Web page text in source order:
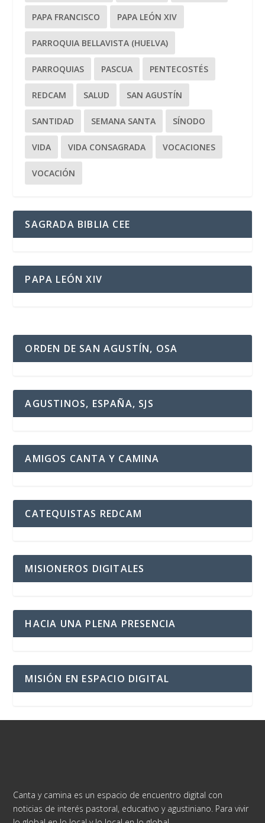
PAPA FRANCISCO PAPA LEÓN XIV
PARROQUIA BELLAVISTA (HUELVA)
PARROQUIAS PASCUA PENTECOSTÉS
REDCAM SALUD SAN AGUSTÍN
SANTIDAD SEMANA SANTA SÍNODO
VIDA VIDA CONSAGRADA VOCACIONES
VOCACIÓN
SAGRADA BIBLIA CEE
PAPA LEÓN XIV
ORDEN DE SAN AGUSTÍN, OSA
AGUSTINOS, ESPAÑA, SJS
AMIGOS CANTA Y CAMINA
CATEQUISTAS REDCAM
MISIONEROS DIGITALES
HACIA UNA PLENA PRESENCIA
MISIÓN EN ESPACIO DIGITAL
Canta y camina es un espacio de encuentro digital con
noticias de interés pastoral, educativo y agustiniano. Para vivir